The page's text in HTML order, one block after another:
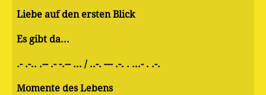
Liebe auf den ersten Blick
Es gibt da...
.- .-.. .-- .- -.-- ... / ..-. --- .-. . ...- . .-.
Momente des Lebens